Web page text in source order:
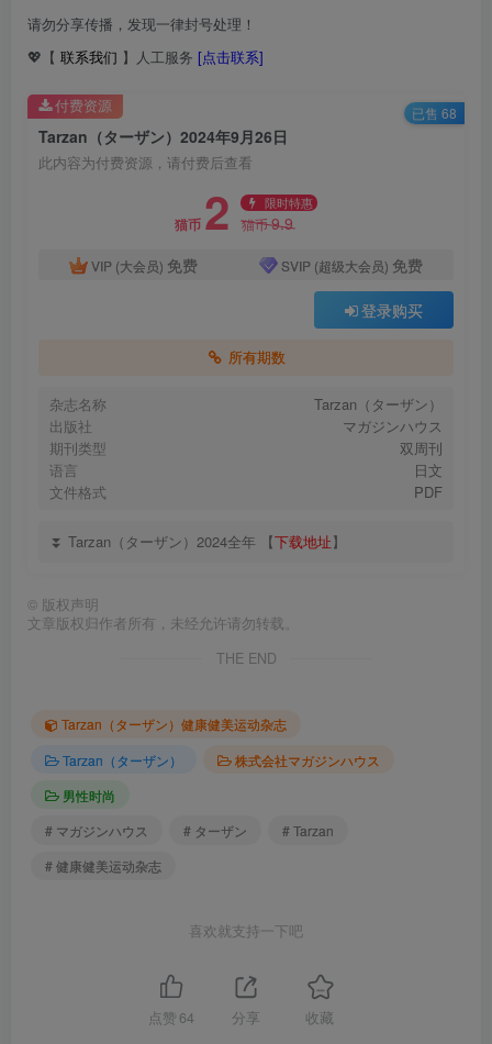
请勿分享传播，发现一律封号处理！
💖【 联系我们 】人工服务 [点击联系]
Tarzan（ターザン）2024年9月26日
此内容为付费资源，请付费后查看
猫币 2 限时特惠
猫币9.9
VIP (大会员) 免费 SVIP (超级大会员) 免费
登录购买
所有期数
杂志名称
Tarzan（ターザン）
出版社
マガジンハウス
期刊类型
双周刊
语言
日文
文件格式
PDF
⏬ Tarzan（ターザン）2024全年 【下载地址】
付费资源 已售 68
© 版权声明
文章版权归作者所有，未经允许请勿转载。
THE END
Tarzan（ターザン）健康健美运动杂志
Tarzan（ターザン）
株式会社マガジンハウス
男性时尚
# マガジンハウス
# ターザン
# Tarzan
# 健康健美运动杂志
喜欢就支持一下吧
点赞 64 分享 收藏